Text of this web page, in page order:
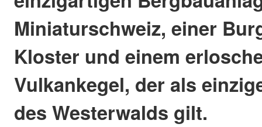
Miniaturschweiz, einer
Kloster und einem
Vulkankegel, der als
des Westerwalds gilt.